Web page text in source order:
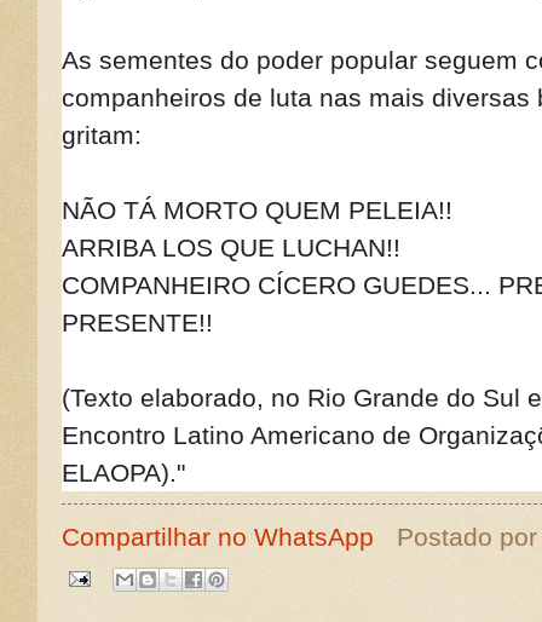
As sementes do poder popular seguem
companheiros de luta nas mais diversas
gritam:
NÃO TÁ MORTO QUEM PELEIA!!
ARRIBA LOS QUE LUCHAN!!
COMPANHEIRO CÍCERO GUEDES...
PRESENTE!!
(Texto elaborado, no Rio Grande do Sul
Encontro Latino Americano de
ELAOPA)."
Compartilhar no WhatsApp Postado